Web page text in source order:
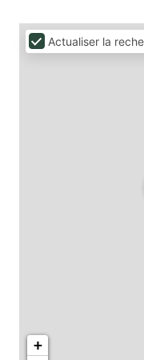
+
Actualiser la